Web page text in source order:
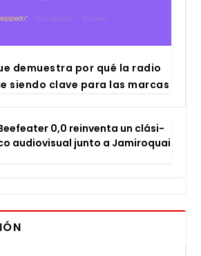
demues­tra por qué la radio
sien­do cla­ve para las mar­cas
0,0 rein­ven­ta un clá­si­
audio­vi­sual jun­to a Jami­ro­quai